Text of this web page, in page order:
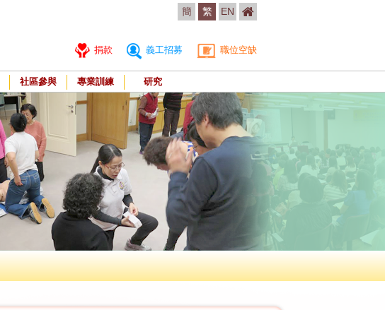
簡 繁 EN
捐款 義工招募 職位空缺
社區參與 專業訓練 研究